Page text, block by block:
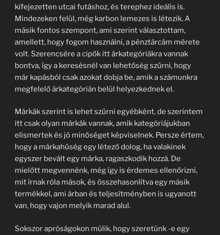
kifejezetten utcai futáshoz, és terephez ideális is.
Mindezeken felül, még karbon lemezes is létezik. A
másik fontos szempont, ami szerint választottam,
amellett, hogy fogom használni, a pénztárcám mérete
volt. Szerencsére a cipők itt árkategóriákra vannak
bontva, így a keresésnél van lehetőség szűrni, hogy
már kapásból csak azokat dobja be, amik a számunkra
megfelelő árkategórián belül helyezkednek el.
Márkák szerint is lehet szűrni egyébként, de szerintem
itt csak olyan márkák vannak, amik kategóriájukban
elismertek és jó minőséget képviselnek. Persze értem,
hogy a márkahűség egy létező dolog, ha valakinek
egyszer bevált egy márka, ragaszkodik hozzá. De
mielőtt megvennénk, még így is érdemes ellenőrizni,
mit írnak róla mások, és összehasonlítva egy másik
termékkel, ami árban és teljesítményben is ugyanott
van, hogy vajon melyik marad alul.
Sokszor apróságokon múlik, hogy szeretünk -e egy